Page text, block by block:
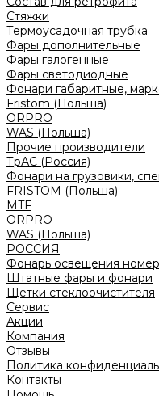
Стяжки
Термоусадочная трубка
Фары дополнительные
Фары галогенные
Фары светодиодные
Фонари габаритные,
Fristom (Польша)
ORPRO
WAS (Польша)
Прочие производители
ТрАС (Россия)
Фонари на грузовики,
FRISTOM (Польша)
MTF
ORPRO
WAS (Польша)
РОССИЯ
Фонарь освещения
Штатные фары и фонари
Щетки стеклоочистителя
Сервис
Акции
Компания
Отзывы
Политика
Контакты